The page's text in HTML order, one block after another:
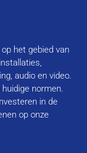
het gebied van
audio en video.
normen.
in de
op onze